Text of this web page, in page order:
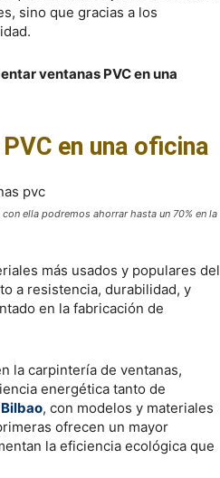
sino que gracias a los
ventanas PVC en una
en una oficina
ella podremos ahorrar hasta un 70% en la
más usados y populares del
a resistencia, durabilidad, y
en la fabricación de
la carpintería de ventanas,
energética tanto de
, con modelos y materiales
ofrecen un mayor
la eficiencia ecológica que